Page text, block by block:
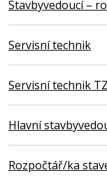
Stavbyvedoucí –
Servisní technik
Servisní technik
Hlavní
Rozpočtář/ka